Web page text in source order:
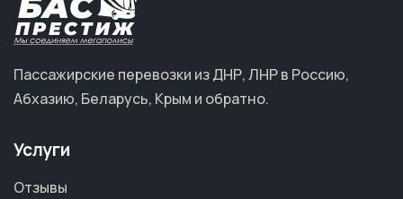
Пассажирские перевозки из ДНР, ЛНР в Россию,
Абхазию, Беларусь, Крым и обратно.
Услуги
Отзывы